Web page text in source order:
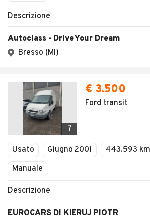
Descrizione
Autoclass - Drive Your Dream
Bresso (MI)
7
€ 3.500
Ford transit
Usato Giugno 2001 443.593 km
Manuale
Descrizione
EUROCARS DI KIERUJ PIOTR